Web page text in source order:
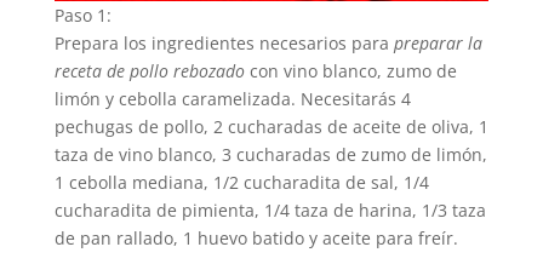
Paso 1:
Prepara los ingredientes necesarios para preparar la
receta de pollo rebozadocon vino blanco, zumo de
limón y cebolla caramelizada. Necesitarás 4
pechugas de pollo, 2 cucharadas de aceite de oliva, 1
taza de vino blanco, 3 cucharadas de zumo de limón,
1 cebolla mediana, 1/2 cucharadita de sal, 1/4
cucharadita de pimienta, 1/4 taza de harina, 1/3 taza
de pan rallado, 1 huevo batido y aceite para freír.